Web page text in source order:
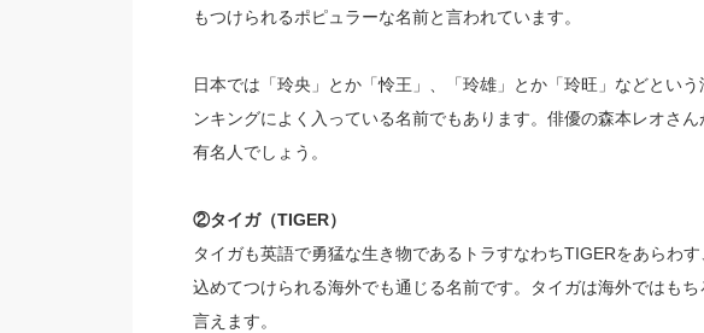
もつけられるポピュラーな名前と言われています。
日本では「玲央」とか「怜王」、「玲雄」とか「玲旺」などとい
ンキングによく入っている名前でもあります。俳優の森本レオさ
有名人でしょう。
②タイガ（TIGER）
タイガも英語で勇猛な生き物であるトラすなわちTIGERをあらわ
込めてつけられる海外でも通じる名前です。タイガは海外ではも
言えます。